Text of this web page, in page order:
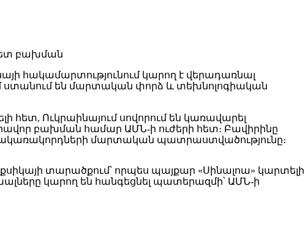
հակամարտությունում կարող է վերադառնալ
ստանում են մարտական փորձ և տեխնոլոգիական
հետ, Ուկրաինայում սովորում են կառավարել
բախման համար ԱՄՆ-ի ուժերի հետ։ Բավիրինը
մարտական պատրաստվածությունը։
տարածքում՝ որպես պայքար «Սինալոա» կարտելի
կարող են հանգեցնել պատերազմի՝ ԱՄՆ-ի